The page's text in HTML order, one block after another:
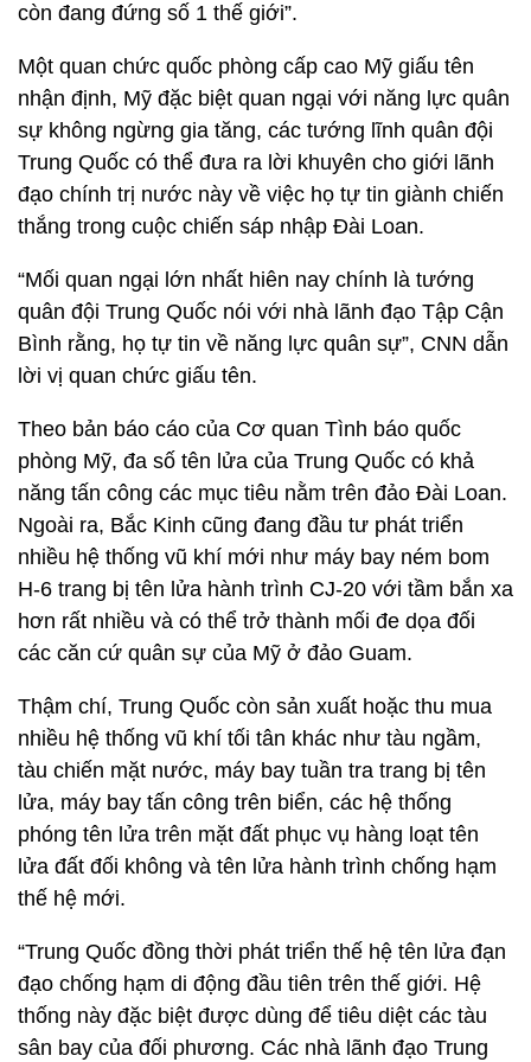
còn đang đứng số 1 thế giới”.
Một quan chức quốc phòng cấp cao Mỹ giấu tên
nhận định, Mỹ đặc biệt quan ngại với năng lực quân
sự không ngừng gia tăng, các tướng lĩnh quân đội
Trung Quốc có thể đưa ra lời khuyên cho giới lãnh
đạo chính trị nước này về việc họ tự tin giành chiến
thắng trong cuộc chiến sáp nhập Đài Loan.
“Mối quan ngại lớn nhất hiên nay chính là tướng
quân đội Trung Quốc nói với nhà lãnh đạo Tập Cận
Bình rằng, họ tự tin về năng lực quân sự”, CNN dẫn
lời vị quan chức giấu tên.
Theo bản báo cáo của Cơ quan Tình báo quốc
phòng Mỹ, đa số tên lửa của Trung Quốc có khả
năng tấn công các mục tiêu nằm trên đảo Đài Loan.
Ngoài ra, Bắc Kinh cũng đang đầu tư phát triển
nhiều hệ thống vũ khí mới như máy bay ném bom
H-6 trang bị tên lửa hành trình CJ-20 với tầm bắn xa
hơn rất nhiều và có thể trở thành mối đe dọa đối
các căn cứ quân sự của Mỹ ở đảo Guam.
Thậm chí, Trung Quốc còn sản xuất hoặc thu mua
nhiều hệ thống vũ khí tối tân khác như tàu ngầm,
tàu chiến mặt nước, máy bay tuần tra trang bị tên
lửa, máy bay tấn công trên biển, các hệ thống
phóng tên lửa trên mặt đất phục vụ hàng loạt tên
lửa đất đối không và tên lửa hành trình chống hạm
thế hệ mới.
“Trung Quốc đồng thời phát triển thế hệ tên lửa đạn
đạo chống hạm di động đầu tiên trên thế giới. Hệ
thống này đặc biệt được dùng để tiêu diệt các tàu
sân bay của đối phương. Các nhà lãnh đạo Trung